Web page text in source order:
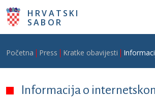
Skoči na glavni sadržaj
HRVATSKI
SABOR
Breadcrumb
Početna Press Kratke obavijesti
Informacija o